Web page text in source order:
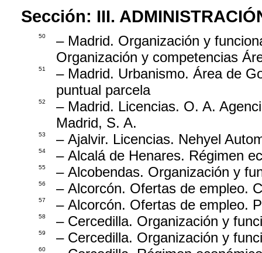
Sección: III.
50
– Madrid. Organización y
Organización y competencias
51
– Madrid. Urbanismo. Área de
puntual parcela
52
– Madrid. Licencias. O. A.
Madrid, S. A.
53 – Ajalvir. Licencias. Nehyel
54 – Alcalá de Henares. Régimen
55 – Alcobendas. Organización y
56 – Alcorcón. Ofertas de empleo.
57 – Alcorcón. Ofertas de empleo.
58 – Cercedilla. Organización y
59 – Cercedilla. Organización y
60